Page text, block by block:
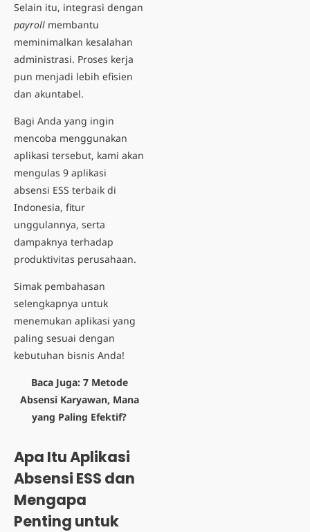
Selain itu, integrasi dengan
payroll membantu
meminimalkan kesalahan
administrasi. Proses kerja
pun menjadi lebih efisien
dan akuntabel.
Bagi Anda yang ingin
mencoba menggunakan
aplikasi tersebut, kami akan
mengulas 9 aplikasi
absensi ESS terbaik di
Indonesia, fitur
unggulannya, serta
dampaknya terhadap
produktivitas perusahaan.
Simak pembahasan
selengkapnya untuk
menemukan aplikasi yang
paling sesuai dengan
kebutuhan bisnis Anda!
Baca Juga: 7 Metode
Absensi Karyawan, Mana
yang Paling Efektif?
Apa Itu Aplikasi
Absensi ESS dan
Mengapa
Penting untuk